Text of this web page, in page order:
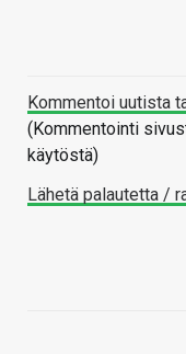
Kommentoi uutista
(Kommentointi
käytöstä)
Lähetä palautetta /